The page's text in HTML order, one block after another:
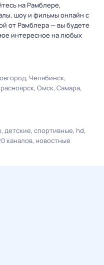
на Рамблере,
шоу и фильмы онлайн с
от Рамблера — вы будете
интересное на любых
Челябинск
Омск Самара
детские спортивные hd
каналов новостные